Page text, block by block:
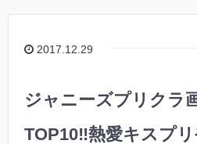
2017.12.29
ジャニーズプリクラ
TOP10‼︎熱愛キスプ